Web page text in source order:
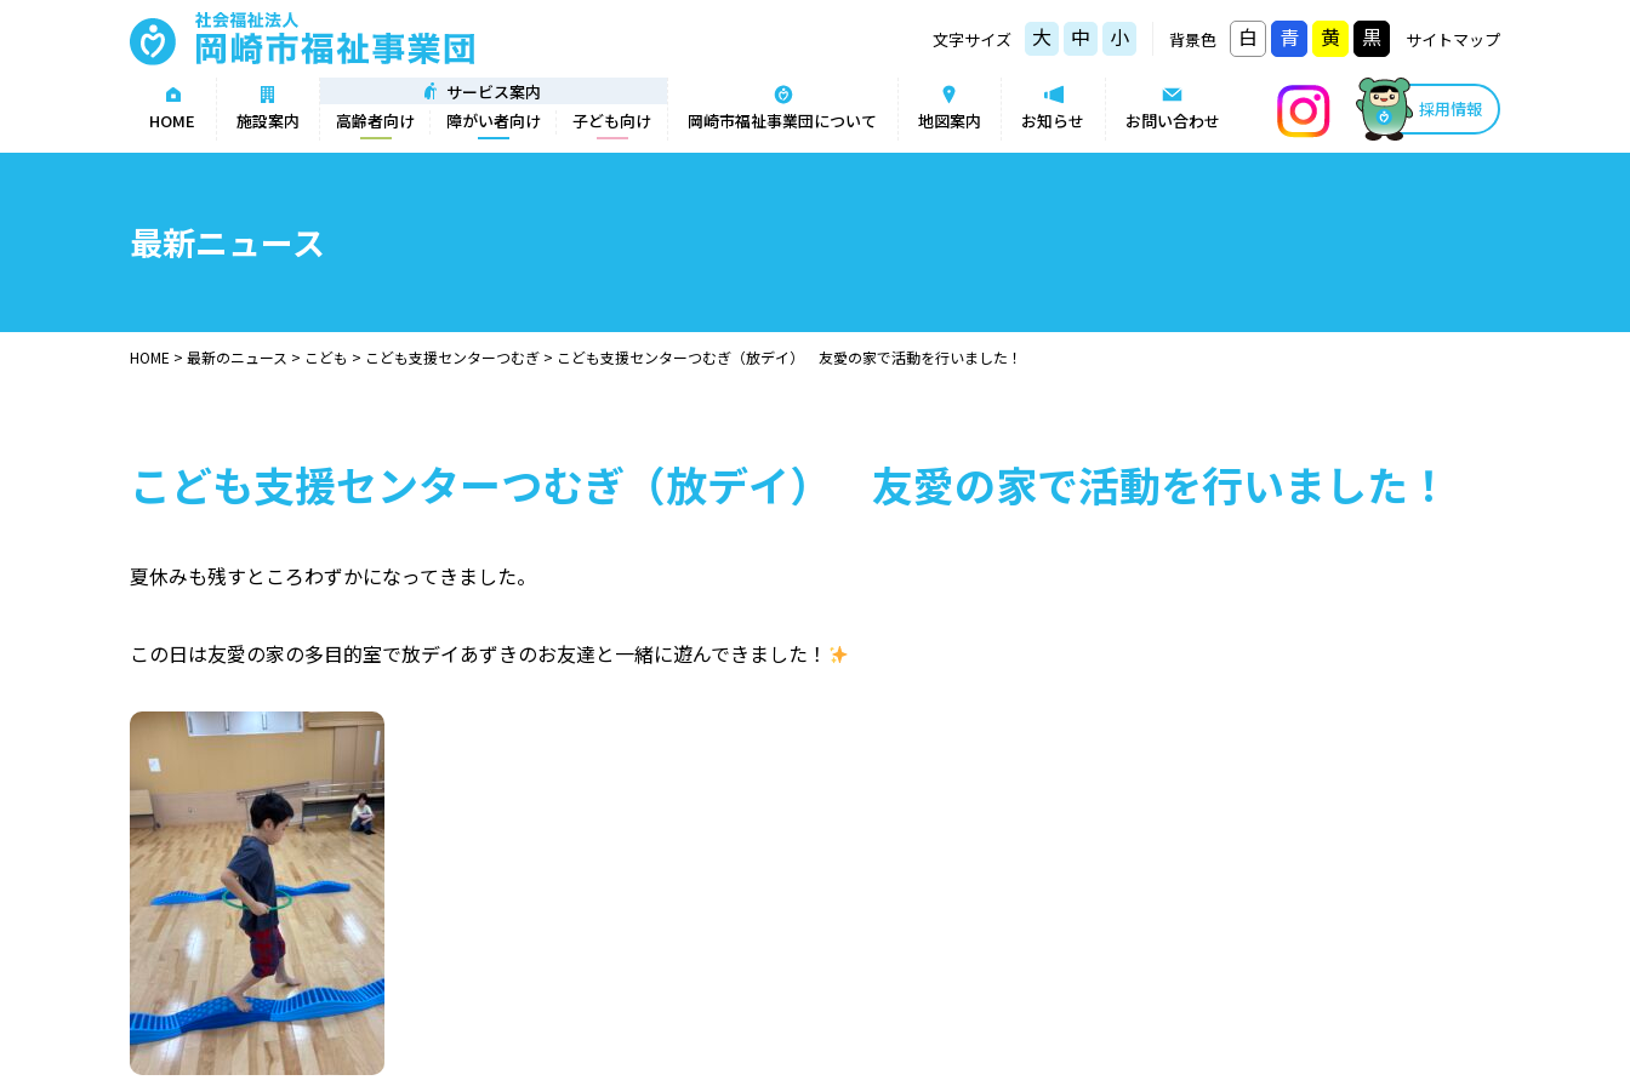
文字サイズ 大 中 小 背景色 白 青 黄 黒 サイトマップ
HOME 施設案内
サービス案内
高齢者向け
障がい者向け 子ども向け 岡崎市福祉事業団について 地図案内 お知らせ お問い合わせ
採用情報
最新ニュース
HOME > 最新のニュース > こども > こども支援センターつむぎ > こども支援センターつむぎ（放デイ） 友愛の家で活動を行いました！
こども支援センターつむぎ（放デイ） 友愛の家で活動を行いました！
夏休みも残すところわずかになってきました。
この日は友愛の家の多目的室で放デイあずきのお友達と一緒に遊んできました！